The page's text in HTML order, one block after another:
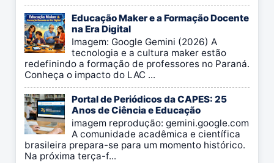
Educação Maker e a Formação Docente
na Era Digital
Imagem: Google Gemini (2026) A
tecnologia e a cultura maker estão
redefinindo a formação de professores no Paraná.
Conheça o impacto do LAC ...
Portal de Periódicos da CAPES: 25
Anos de Ciência e Educação
imagem reprodução: gemini.google.com
A comunidade acadêmica e científica
brasileira prepara-se para um momento histórico.
Na próxima terça-f...